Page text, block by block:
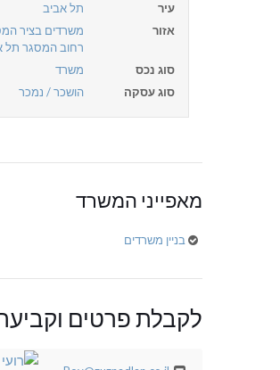
עיר
תל אביב
אזור
משרדים בציר
רחוב המסגר תל
סוג נכס
משרד
סוג עסקה
הושכר / נמכר
מאפייני המשרד
בניין משרדים
לקבלת פרטים